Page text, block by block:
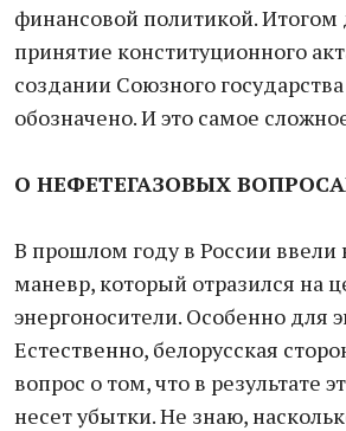
финансовой политикой. Итогом
принятие конституционного
создании Союзного
обозначено. И это самое
О НЕФЕТЕГАЗОВЫХ
В прошлом году в России ввели
маневр, который отразился на
энергоносители. Особенно для
Естественно, белорусская
вопрос о том, что в результате
несет убытки. Не знаю,